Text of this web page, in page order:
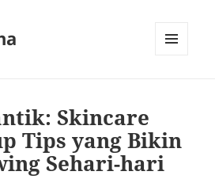
Skincare
Tips yang Bikin
Sehari-hari